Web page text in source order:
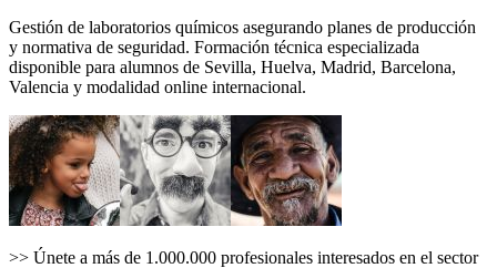
Gestión de laboratorios químicos asegurando planes de producción
y normativa de seguridad. Formación técnica especializada
disponible para alumnos de Sevilla, Huelva, Madrid, Barcelona,
Valencia y modalidad online internacional.
>> Únete a más de 1.000.000 profesionales interesados en el sector